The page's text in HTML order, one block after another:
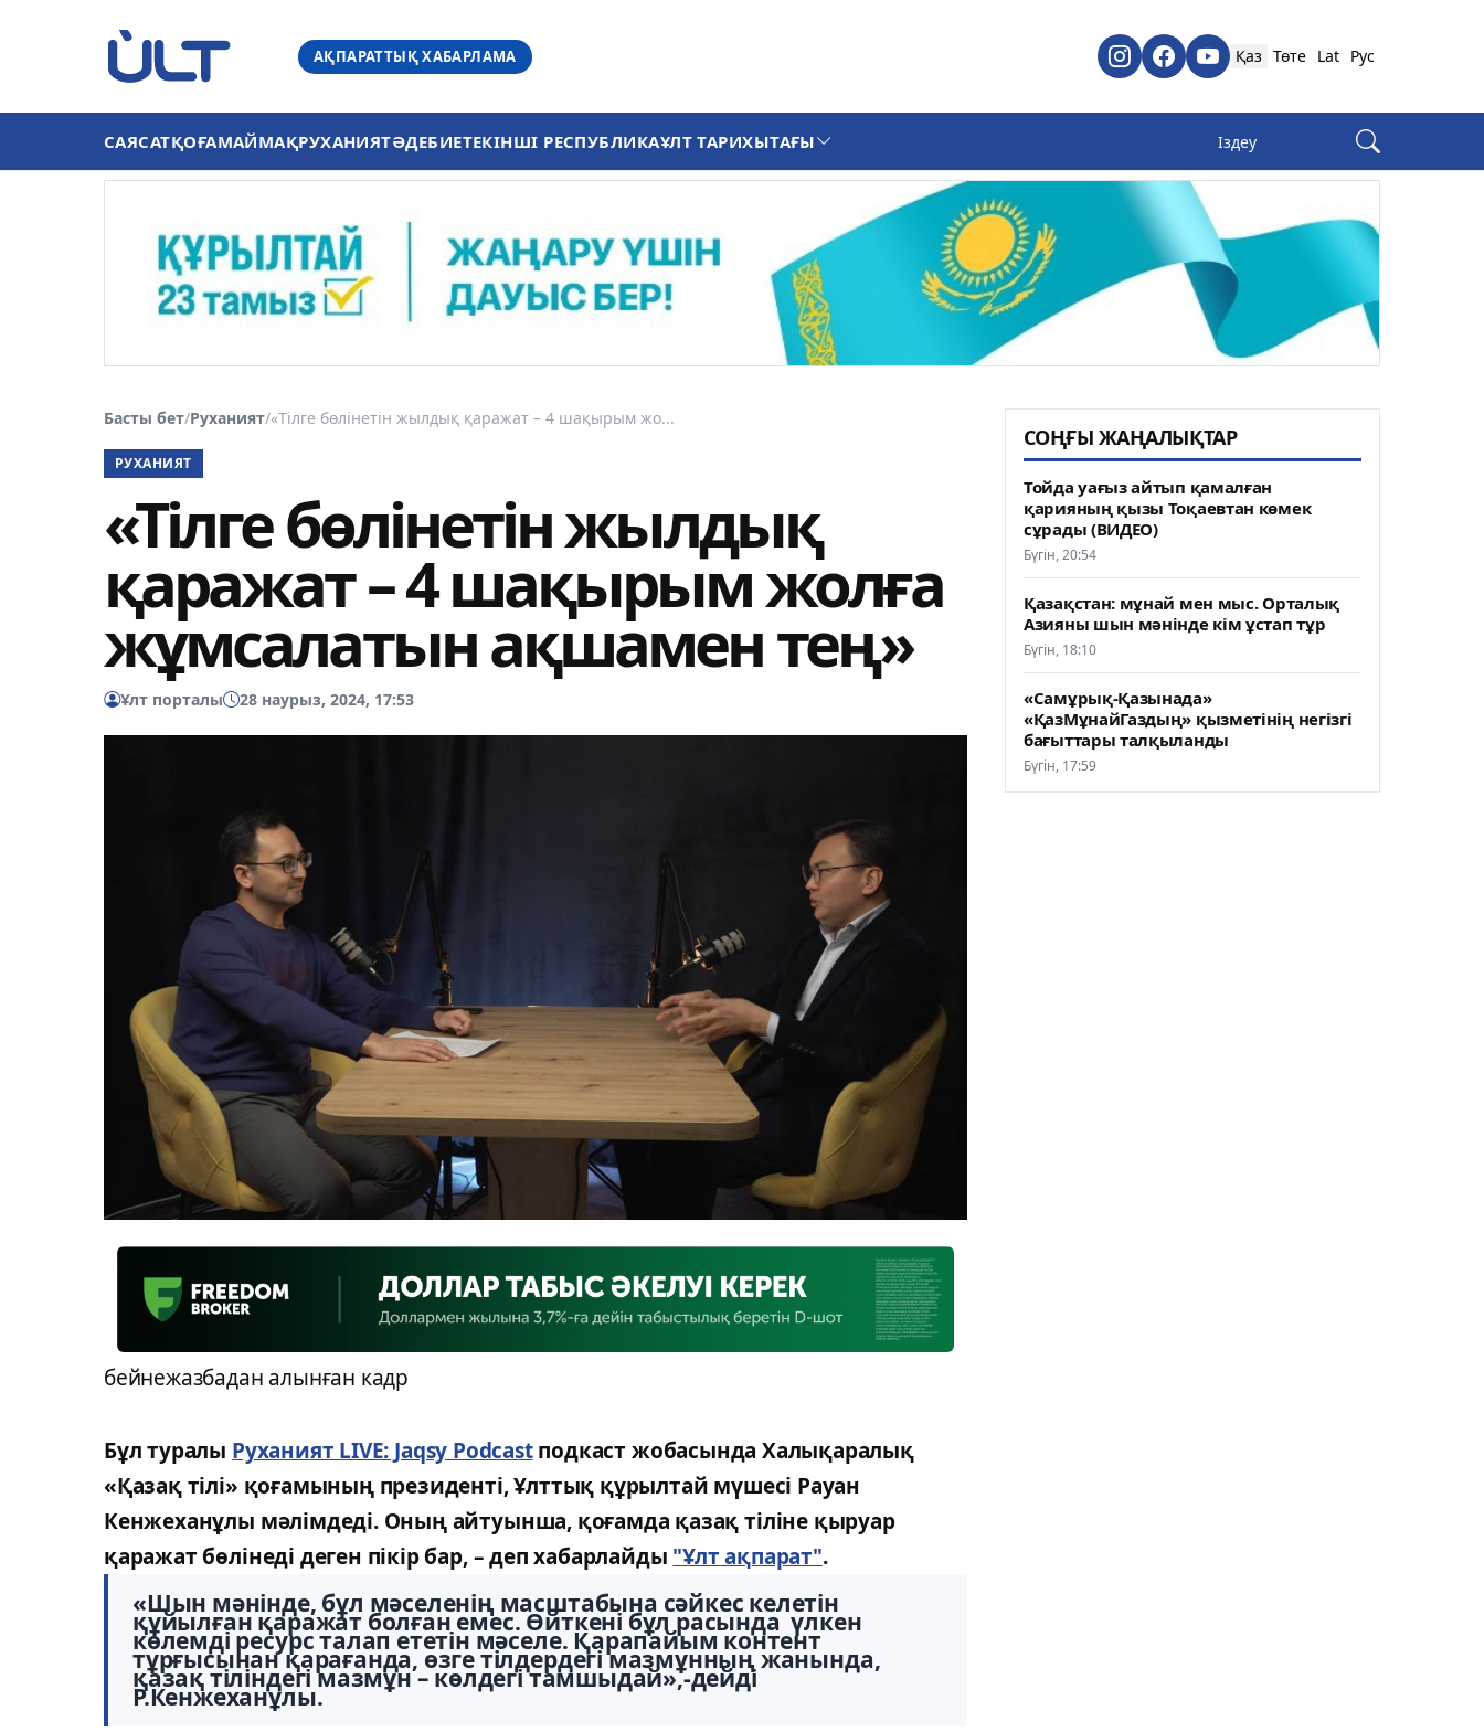
АҚПАРАТТЫҚ ХАБАРЛАМА Қаз Төте Lat Рус
САЯСАТҚОҒАМАЙМАҚРУХАНИЯТӘДЕБИЕТЕКІНШІ РЕСПУБЛИКАҰЛТ ТАРИХЫТАҒЫ
Басты бет/Руханият/«Тілге бөлінетін жылдық қаражат – 4 шақырым жо...
РУХАНИЯТ
«Тілге бөлінетін жылдық
қаражат – 4 шақырым жолға
жұмсалатын ақшамен тең»
Ұлт порталы 28 наурыз, 2024, 17:53
бейнежазбадан алынған кадр
Бұл туралы Руханият LIVE: Jaqsy Podcastподкаст жобасында Халықаралық
«Қазақ тілі» қоғамының президенті, Ұлттық құрылтай мүшесі Рауан
Кенжеханұлы мәлімдеді. Оның айтуынша, қоғамда қазақ тіліне қыруар
қаражат бөлінеді деген пікір бар,– деп хабарлайды "Ұлт ақпарат".
«Шын мәнінде, бұл мәселенің масштабына сәйкес келетін
құйылған қаражат болған емес. Өйткені бұл расында үлкен
көлемді ресурс талап ететін мәселе. Қарапайым контент
тұрғысынан қарағанда, өзге тілдердегі мазмұнның жанында,
қазақ тіліндегі мазмұн – көлдегі тамшыдай»,-дейді
Р.Кенжеханұлы.
СОҢҒЫ ЖАҢАЛЫҚТАР
Тойда уағыз айтып қамалған
қарияның қызы Тоқаевтан көмек
сұрады (ВИДЕО)
Бүгін, 20:54
Қазақстан: мұнай мен мыс. Орталық
Азияны шын мәнінде кім ұстап тұр
Бүгін, 18:10
«Самұрық-Қазынада»
«ҚазМұнайГаздың» қызметінің негізгі
бағыттары талқыланды
Бүгін, 17:59